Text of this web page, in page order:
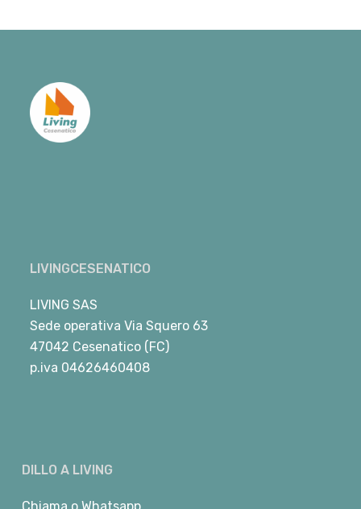
LIVINGCESENATICO
LIVING SAS
Sede operativa Via Squero 63
47042 Cesenatico (FC)
p.iva 04626460408
DILLO A LIVING